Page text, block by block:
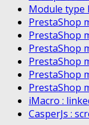
Module type
PrestaShop
PrestaShop
PrestaShop
PrestaShop
PrestaShop
PrestaShop
iMacro :
CasperJs :